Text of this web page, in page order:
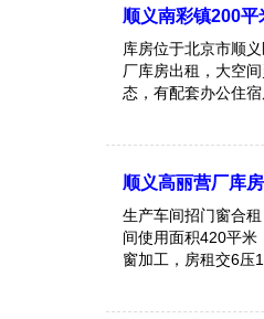
顺义南彩镇200
库房位于北京市顺
厂库房出租，大空
态，有配套办公住
顺义高丽营厂库
生产车间招门窗合租 位于北京市顺义区高丽营（临近京承高速昌金路出口
间使用面积420平米，层高6.2-7.8米 380
窗加工，房租交6压